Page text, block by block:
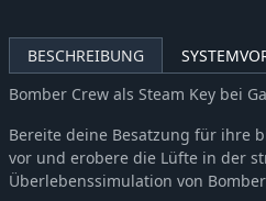
BESCHREIBUNG
Bomber Crew als Steam Key bei
Bereite deine Besatzung für ihre
vor und erobere die Lüfte in der
Überlebenssimulation von